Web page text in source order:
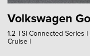
Volkswagen
1.2 TSI Connected Series
Cruise |